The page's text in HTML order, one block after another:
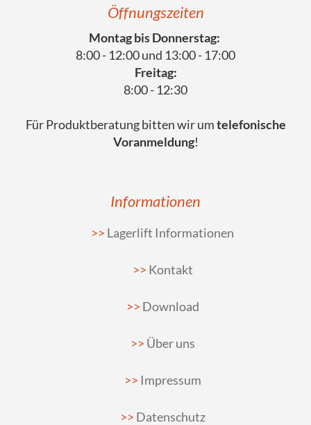
Öffnungszeiten
Montag bis Donnerstag:
8:00 - 12:00 und 13:00 - 17:00
Freitag:
8:00 - 12:30
Für Produktberatung bitten wir umtelefonische
Voranmeldung!
Informationen
Lagerlift Informationen
Kontakt
Download
Über uns
Impressum
Datenschutz